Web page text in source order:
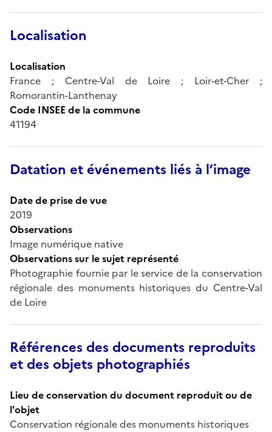
Localisation
Localisation
France ; Centre-Val de Loire ; Loir-et-Cher ;
Romorantin-Lanthenay
Code INSEE de la commune
41194
Datation et événements liés à l’image
Date de prise de vue
2019
Observations
Image numérique native
Observations sur le sujet représenté
Photographie fournie par le service de la conservation
régionale des monuments historiques du Centre-Val
de Loire
Références des documents reproduits
et des objets photographiés
Lieu de conservation du document reproduit ou de
l'objet
Conservation régionale des monuments historiques